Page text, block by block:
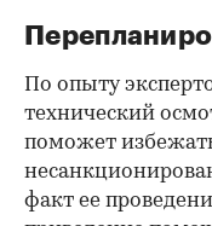
По опыту
технический
поможет
факт ее